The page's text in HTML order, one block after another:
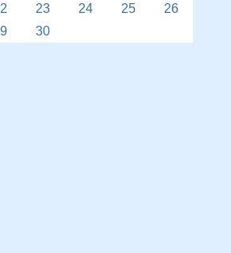
23 24 25
26
30